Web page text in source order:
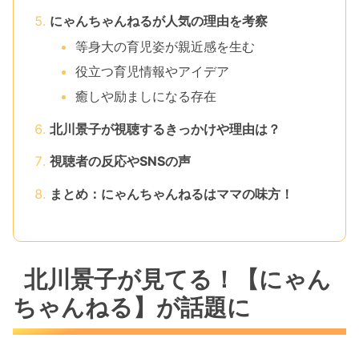
にゃんちゃんねるが人気の理由を考察
等身大の育児姿が親近感を生む
役立つ育児情報やアイデア
癒しや励ましになる存在
北川景子が視聴するきっかけや理由は？
視聴者の反応やSNSの声
まとめ：にゃんちゃんねるはママの味方！
北川景子が見てる！【にゃん
ちゃんねる】が話題に